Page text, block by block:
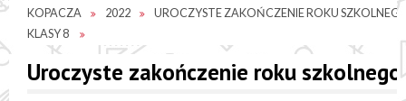
KOPACZA
2022
UROCZYSTE ZAKOŃCZENIE ROKU
KLASY 8
Uroczyste zakończenie roku